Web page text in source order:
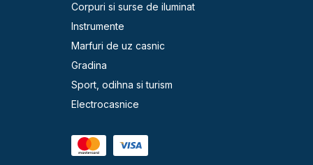
Corpuri si surse de iluminat
Instrumente
Marfuri de uz casnic
Gradina
Sport, odihna si turism
Electrocasnice